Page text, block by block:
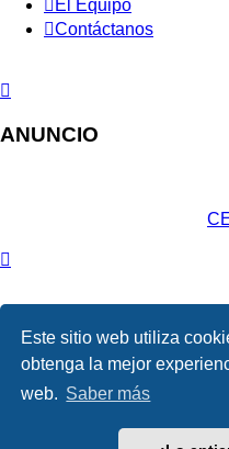
Este sitio web utiliza
obtenga la mejor
web. Saber más
El Equipo
Contáctanos
ANUNCIO
®
Absolution style by
Traducción al español por